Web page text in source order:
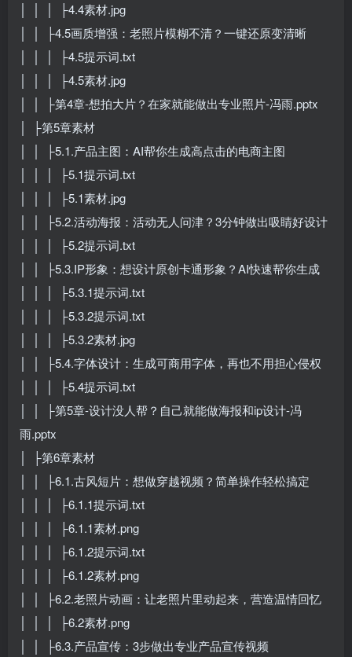
│ │ │ ├4.4素材.jpg
│ │ ├4.5画质增强：老照片模糊不清？一键还原变清晰
│ │ │ ├4.5提示词.txt
│ │ │ ├4.5素材.jpg
│ │ ├第4章-想拍大片？在家就能做出专业照片-冯雨.pptx
│ ├第5章素材
│ │ ├5.1.产品主图：AI帮你生成高点击的电商主图
│ │ │ ├5.1提示词.txt
│ │ │ ├5.1素材.jpg
│ │ ├5.2.活动海报：活动无人问津？3分钟做出吸睛好设计
│ │ │ ├5.2提示词.txt
│ │ ├5.3.IP形象：想设计原创卡通形象？AI快速帮你生成
│ │ │ ├5.3.1提示词.txt
│ │ │ ├5.3.2提示词.txt
│ │ │ ├5.3.2素材.jpg
│ │ ├5.4.字体设计：生成可商用字体，再也不用担心侵权
│ │ │ ├5.4提示词.txt
│ │ ├第5章-设计没人帮？自己就能做海报和ip设计-冯
雨.pptx
│ ├第6章素材
│ │ ├6.1.古风短片：想做穿越视频？简单操作轻松搞定
│ │ │ ├6.1.1提示词.txt
│ │ │ ├6.1.1素材.png
│ │ │ ├6.1.2提示词.txt
│ │ │ ├6.1.2素材.png
│ │ ├6.2.老照片动画：让老照片里动起来，营造温情回忆
│ │ │ ├6.2素材.png
│ │ ├6.3.产品宣传：3步做出专业产品宣传视频